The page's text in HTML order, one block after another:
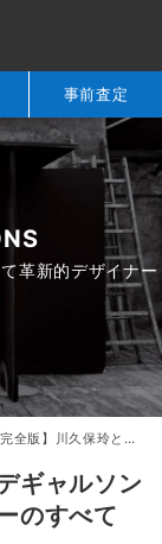
事前査定
革新的デザイナー
版】川久保玲とは？コムデギャルソンの創業者にして革新的デザイナーのすべて
ギャルソン
のすべて